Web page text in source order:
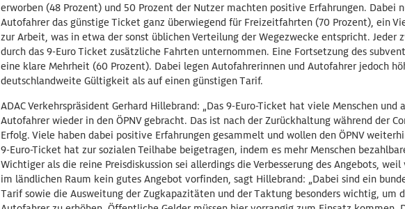
erworben (48 Prozent) und 50 Prozent der Nutzer machten positive Erfahrungen. Dabei
Autofahrer das günstige Ticket ganz überwiegend für Freizeitfahrten (70 Prozent), ein
zur Arbeit, was in etwa der sonst üblichen Verteilung der Wegezwecke entspricht. Jeder
durch das 9-Euro Ticket zusätzliche Fahrten unternommen. Eine Fortsetzung des
eine klare Mehrheit (60 Prozent). Dabei legen Autofahrerinnen und Autofahrer jedoch
deutschlandweite Gültigkeit als auf einen günstigen Tarif.
ADAC Verkehrspräsident Gerhard Hillebrand: „Das 9-Euro-Ticket hat viele Menschen
Autofahrer wieder in den ÖPNV gebracht. Das ist nach der Zurückhaltung während der
Erfolg. Viele haben dabei positive Erfahrungen gesammelt und wollen den ÖPNV
9-Euro-Ticket hat zur sozialen Teilhabe beigetragen, indem es mehr Menschen
Wichtiger als die reine Preisdiskussion sei allerdings die Verbesserung des Angebots,
im ländlichen Raum kein gutes Angebot vorfinden, sagt Hillebrand: „Dabei sind ein
Tarif sowie die Ausweitung der Zugkapazitäten und der Taktung besonders wichtig, um